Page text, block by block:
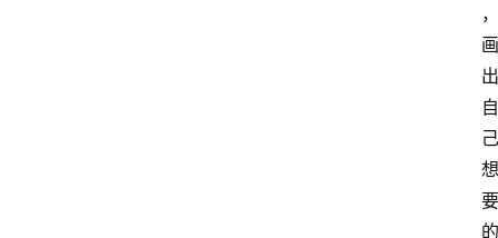
，
画
出
自
己
想
要
的